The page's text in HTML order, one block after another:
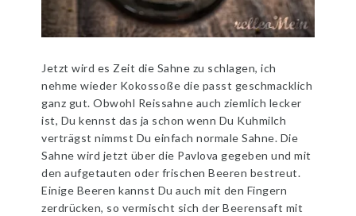
Jetzt wird es Zeit die Sahne zu schlagen, ich
nehme wieder Kokossoße die passt geschmacklich
ganz gut. Obwohl Reissahne auch ziemlich lecker
ist, Du kennst das ja schon wenn Du Kuhmilch
verträgst nimmst Du einfach normale Sahne. Die
Sahne wird jetzt über die Pavlova gegeben und mit
den aufgetauten oder frischen Beeren bestreut.
Einige Beeren kannst Du auch mit den Fingern
zerdrücken, so vermischt sich der Beerensaft mit